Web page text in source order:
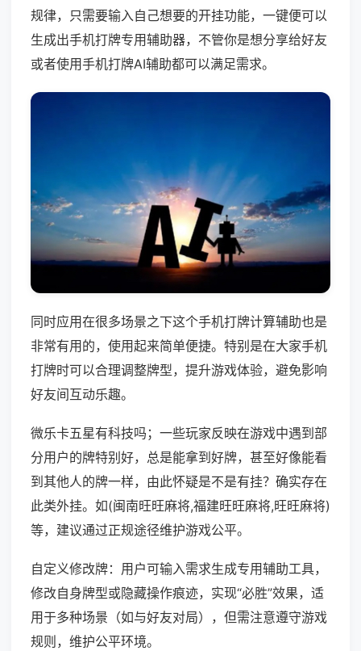
规律，只需要输入自己想要的开挂功能，一键便可以
生成出手机打牌专用辅助器，不管你是想分享给好友
或者使用手机打牌AI辅助都可以满足需求。
同时应用在很多场景之下这个手机打牌计算辅助也是
非常有用的，使用起来简单便捷。特别是在大家手机
打牌时可以合理调整牌型，提升游戏体验，避免影响
好友间互动乐趣。
微乐卡五星有科技吗；一些玩家反映在游戏中遇到部
分用户的牌特别好，总是能拿到好牌，甚至好像能看
到其他人的牌一样，由此怀疑是不是有挂？确实存在
此类外挂。如(闽南旺旺麻将,福建旺旺麻将,旺旺麻将)
等，建议通过正规途径维护游戏公平。
自定义修改牌：用户可输入需求生成专用辅助工具，
修改自身牌型或隐藏操作痕迹，实现“必胜”效果，适
用于多种场景（如与好友对局），但需注意遵守游戏
规则，维护公平环境。